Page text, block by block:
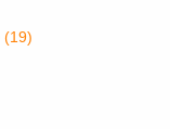
(19)